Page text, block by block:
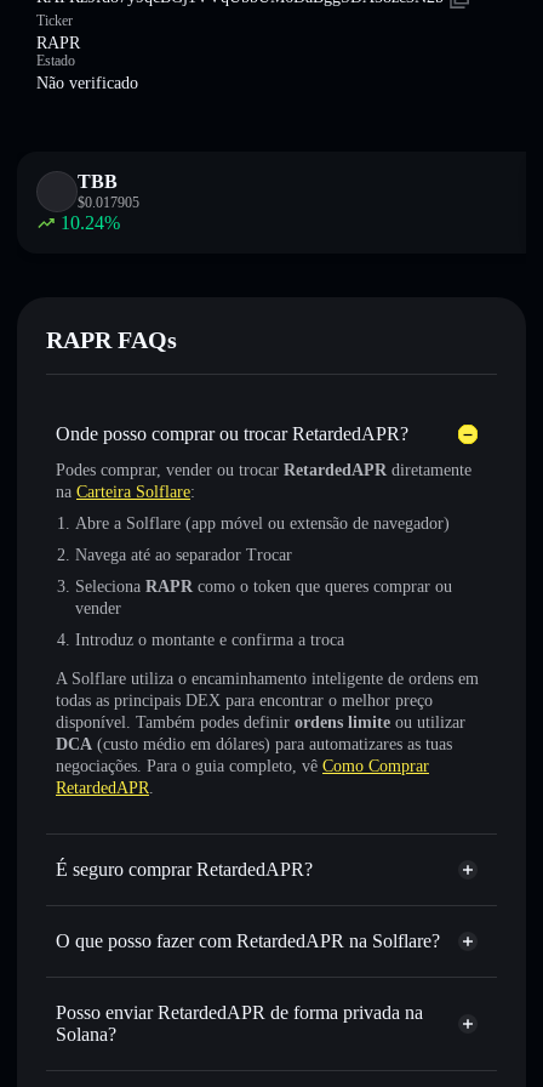
Ticker
RAPR
Estado
Não verificado
TBB
$0.017905
10.24%
RAPR FAQs
Onde posso comprar ou trocar RetardedAPR?
Podes comprar, vender ou trocar RetardedAPR diretamente
na Carteira Solflare:
Abre a Solflare (app móvel ou extensão de navegador)
Navega até ao separador Trocar
Seleciona RAPR como o token que queres comprar ou
vender
Introduz o montante e confirma a troca
A Solflare utiliza o encaminhamento inteligente de ordens em
todas as principais DEX para encontrar o melhor preço
disponível. Também podes definir ordens limite ou utilizar
DCA (custo médio em dólares) para automatizares as tuas
negociações. Para o guia completo, vê Como Comprar
RetardedAPR.
É seguro comprar RetardedAPR?
RetardedAPR não está verificado
O que posso fazer com RetardedAPR na Solflare?
RetardedAPR
Carteira Solflare
Trocar instantaneamente— trocar RAPR por SOL,
USDC ou milhares de outros tokens Solana com
melhor preço disponível
Posso enviar RetardedAPR de forma privada na
Solana?
Agregador de Privacidade